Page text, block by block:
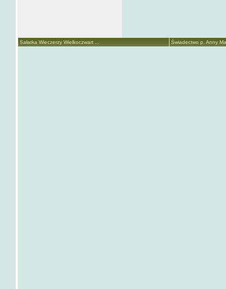
Sałatka Wieczerzy Wielkoczwart ... Świadectwo p. Anny